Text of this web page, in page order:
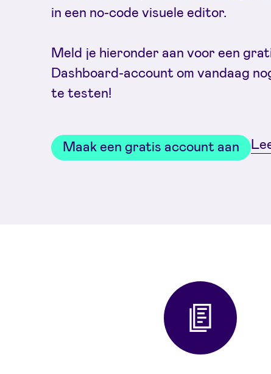
in een no-code visuele editor.
Meld je hieronder aan voor een
Dashboard-account om vandaag
te testen!
Maak een gratis account aan